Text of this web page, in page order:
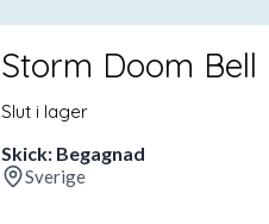
Storm Doom Bell
Slut i lager
Skick: Begagnad
Sverige